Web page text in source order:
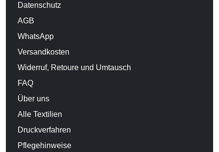
Datenschutz
AGB
WhatsApp
Versandkosten
Widerruf, Retoure und Umtausch
FAQ
Über uns
Alle Textilien
Druckverfahren
Pflegehinweise